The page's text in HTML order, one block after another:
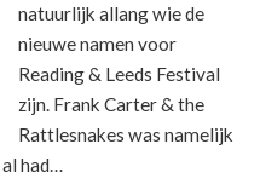
natuurlijk allang wie de
nieuwe namen voor
Reading & Leeds Festival
zijn. Frank Carter & the
Rattlesnakes was namelijk
had…